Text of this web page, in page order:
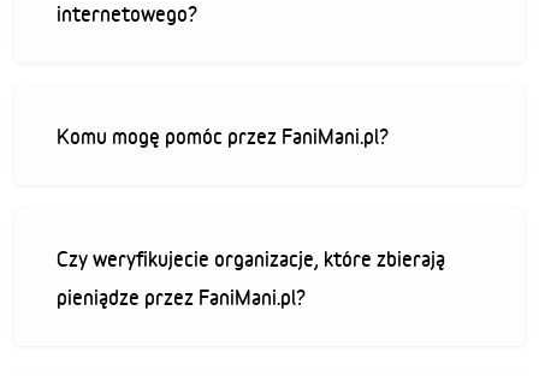
internetowego?
Komu mogę pomóc przez FaniMani.pl?
Czy weryfikujecie organizacje, które zbierają
pieniądze przez FaniMani.pl?